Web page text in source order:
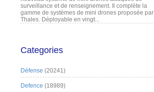
surveillance et de renseignement. Il complète la
gamme de systèmes de mini drones proposée par
Thales. Déployable en vingt...
Categories
Défense (20241)
Defence (18989)